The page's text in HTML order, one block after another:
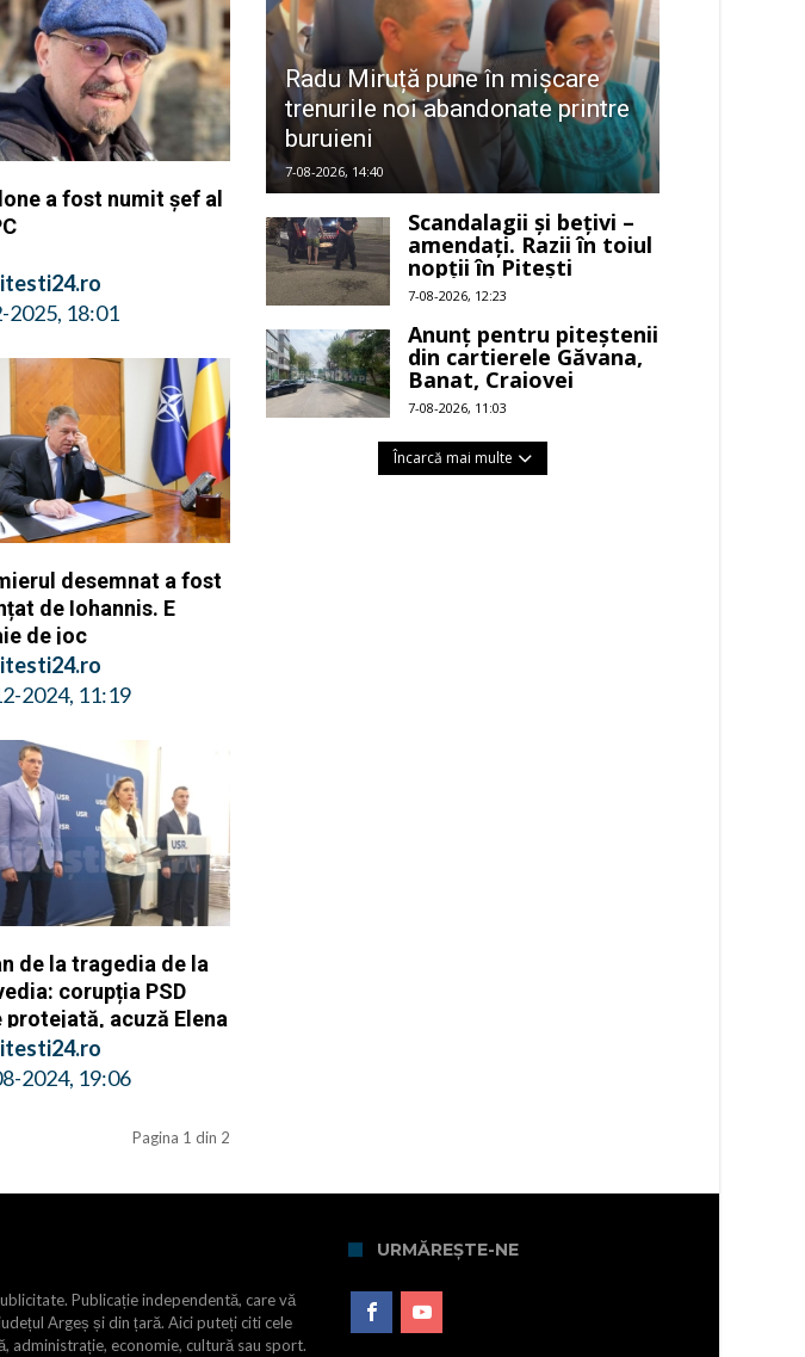
a fost numit șef al
2025, 18:01
desemnat a fost
de Iohannis. E
de joc
2024, 11:19
de la tragedia de la
corupția PSD
protejată, acuză Elena
2024, 19:06
Pagina 1 din 2
Radu Miruță pune în mișcare
trenurile noi abandonate printre
buruieni
7-08-2026, 14:40
Scandalagii și bețivi –
amendați. Razii în toiul
nopții în Pitești
7-08-2026, 12:23
Anunț pentru piteștenii
din cartierele Găvana,
Banat, Craiovei
7-08-2026, 11:03
Încarcă mai multe
Publicație independentă, care vă
Argeș și din țară. Aici puteți citi cele
administrație, economie, cultură sau sport.
URMĂREȘTE-NE